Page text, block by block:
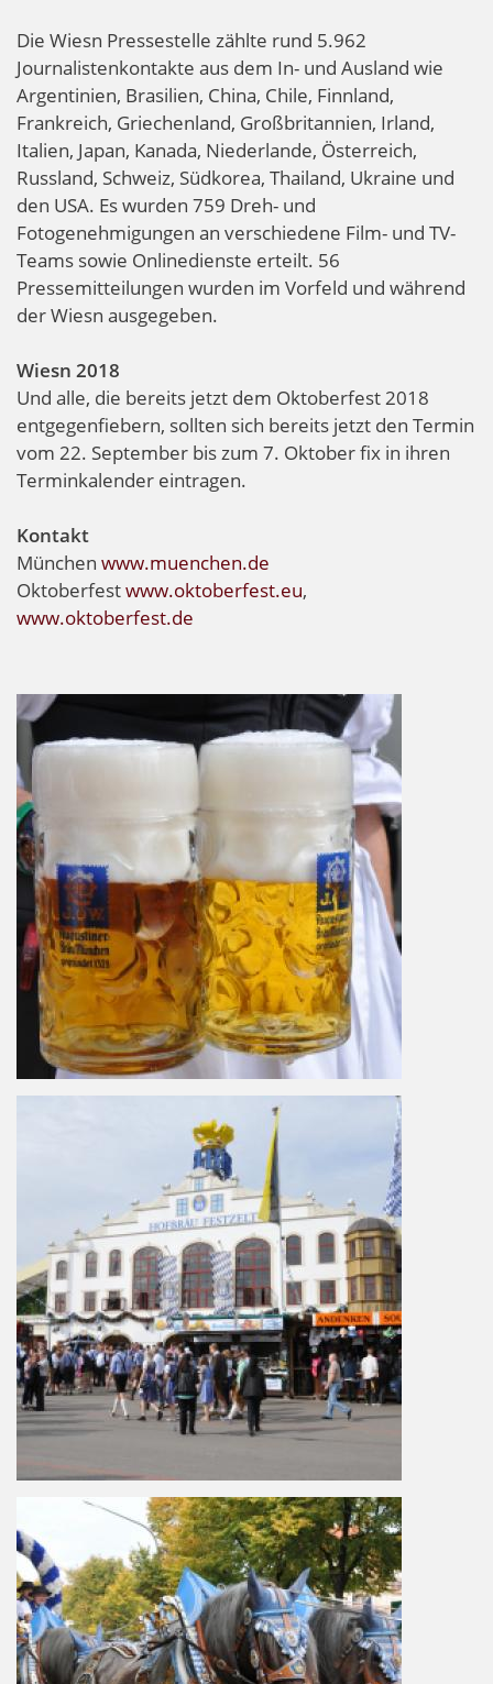
Die Wiesn Pressestelle zählte rund 5.962
Journalistenkontakte aus dem In- und Ausland wie
Argentinien, Brasilien, China, Chile, Finnland,
Frankreich, Griechenland, Großbritannien, Irland,
Italien, Japan, Kanada, Niederlande, Österreich,
Russland, Schweiz, Südkorea, Thailand, Ukraine und
den USA. Es wurden 759 Dreh- und
Fotogenehmigungen an verschiedene Film- und TV-
Teams sowie Onlinedienste erteilt. 56
Pressemitteilungen wurden im Vorfeld und während
der Wiesn ausgegeben.
Wiesn 2018
Und alle, die bereits jetzt dem Oktoberfest 2018
entgegenfiebern, sollten sich bereits jetzt den Termin
vom 22. September bis zum 7. Oktober fix in ihren
Terminkalender eintragen.
Kontakt
München www.muenchen.de
Oktoberfestwww.oktoberfest.eu,
www.oktoberfest.de